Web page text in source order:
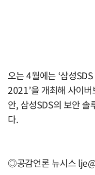
오는 4월에는 ‘삼성
2021’을 개최해 사이
안, 삼성SDS의 보안 솔
다.
◎공감언론 뉴시스